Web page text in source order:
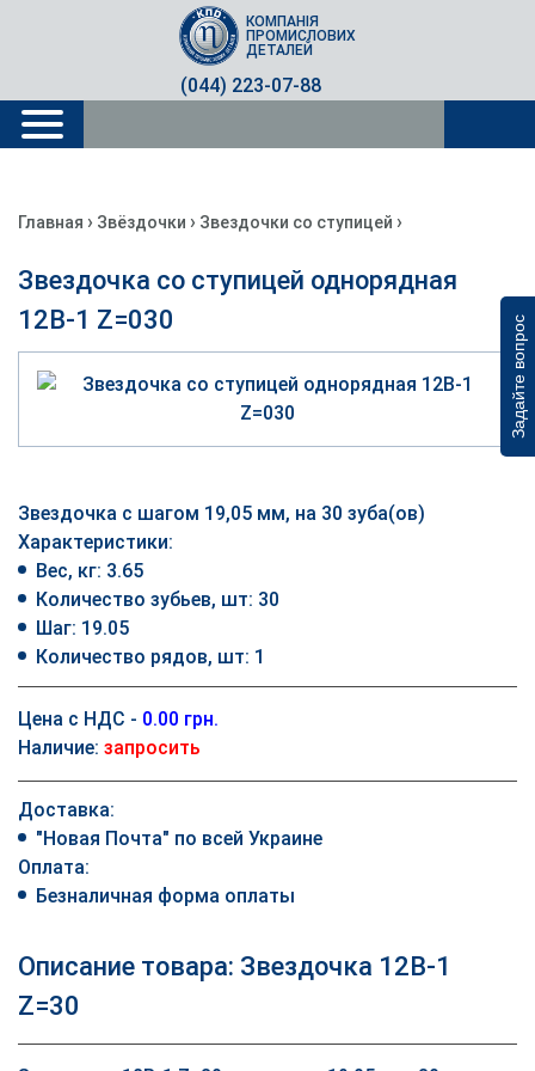
Задайте вопрос
(044) 223-07-88
КОМПАНІЯ
ПРОМИСЛОВИХ
ДЕТАЛЕЙ
Главная › Звёздочки › Звездочки со ступицей ›
Звездочка со ступицей однорядная
12B-1 Z=030
Звездочка с шагом 19,05 мм, на 30 зуба(ов)
Характеристики:
Вес, кг: 3.65
Количество зубьев, шт: 30
Шаг: 19.05
Количество рядов, шт: 1
Цена с НДС - 0.00 грн.
Наличие: запросить
Доставка:
"Новая Почта" по всей Украине
Оплата:
Безналичная форма оплаты
Описание товара: Звездочка 12B-1
Z=30